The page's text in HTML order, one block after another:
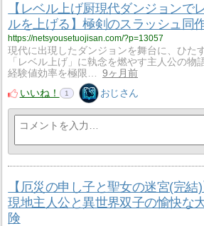
【レベル上げ厨現代ダンジョンで
ルを上げる】極剣のスラッシュ同
https://netsyousetuojisan.com/?p=13057
現代に出現したダンジョンを舞台に、ひた
「レベル上げ」に執念を燃やす主人公の物語
経験値効率を極限…
9ヶ月前
いいね！
1 おじさん
【厄災の申し子と聖女の迷宮(完結)
現地主人公と異世界双子の愉快な
険